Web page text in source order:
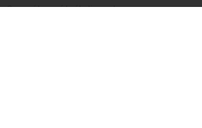
Személyes átvételi pont